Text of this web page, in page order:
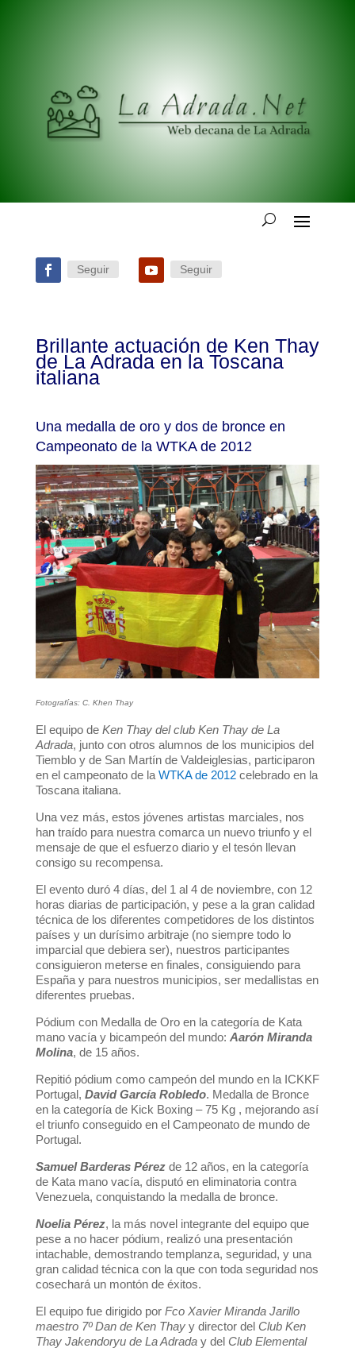
Seguir Seguir
Brillante actuación de Ken Thay
de La Adrada en la Toscana
italiana
Una medalla de oro y dos de bronce en
Campeonato de la WTKA de 2012
Fotografías: C. Khen Thay
El equipo de Ken Thay del club Ken Thay de La
Adrada, junto con otros alumnos de los municipios del
Tiemblo y de San Martín de Valdeiglesias, participaron
en el campeonato de laWTKA de 2012celebrado en la
Toscana italiana.
Una vez más, estos jóvenes artistas marciales, nos
han traído para nuestra comarca un nuevo triunfo y el
mensaje de que el esfuerzo diario y el tesón llevan
consigo su recompensa.
El evento duró 4 días, del 1 al 4 de noviembre, con 12
horas diarias de participación, y pese a la gran calidad
técnica de los diferentes competidores de los distintos
países y un durísimo arbitraje (no siempre todo lo
imparcial que debiera ser), nuestros participantes
consiguieron meterse en finales, consiguiendo para
España y para nuestros municipios, ser medallistas en
diferentes pruebas.
Pódium con Medalla de Oro en la categoría de Kata
mano vacía y bicampeón del mundo: Aarón Miranda
Molina, de 15 años.
Repitió pódium como campeón del mundo en la ICKKF
Portugal, David García Robledo. Medalla de Bronce
en la categoría de Kick Boxing – 75 Kg , mejorando así
el triunfo conseguido en el Campeonato de mundo de
Portugal.
Samuel Barderas Pérezde 12 años, en la categoría
de Kata mano vacía, disputó en eliminatoria contra
Venezuela, conquistando la medalla de bronce.
Noelia Pérez, la más novel integrante del equipo que
pese a no hacer pódium, realizó una presentación
intachable, demostrando templanza, seguridad, y una
gran calidad técnica con la que con toda seguridad nos
cosechará un montón de éxitos.
El equipo fue dirigido por Fco Xavier Miranda Jarillo
maestro 7º Dan de Ken Thayy director del Club Ken
Thay Jakendoryu de La Adraday del Club Elemental